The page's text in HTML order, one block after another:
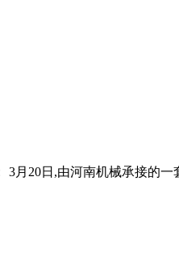
月20日,由河南机械承接的